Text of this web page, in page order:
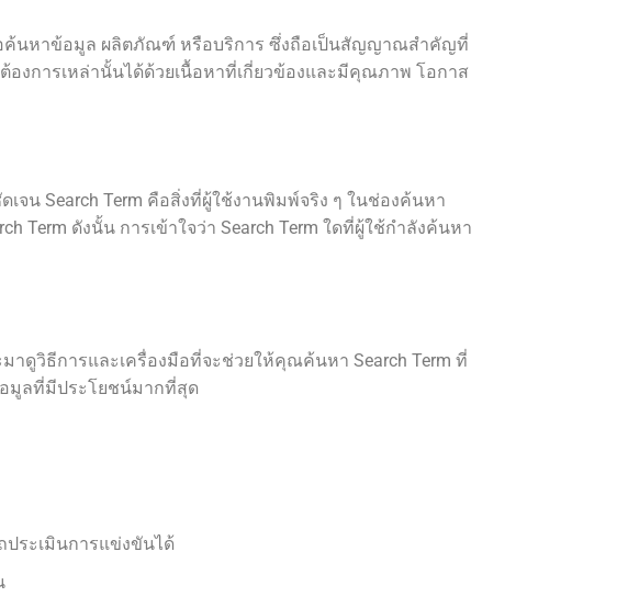
อค้นหาข้อมูล ผลิตภัณฑ์ หรือบริการ ซึ่งถือเป็นสัญญาณสำคัญที่
องการเหล่านั้นได้ด้วยเนื้อหาที่เกี่ยวข้องและมีคุณภาพ โอกาส
จน Search Term คือสิ่งที่ผู้ใช้งานพิมพ์จริง ๆ ในช่องค้นหา
Term ดังนั้น การเข้าใจว่า Search Term ใดที่ผู้ใช้กำลังค้นหา
าดูวิธีการและเครื่องมือที่จะช่วยให้คุณค้นหา Search Term ที่
อมูลที่มีประโยชน์มากที่สุด
ระเมินการแข่งขันได้